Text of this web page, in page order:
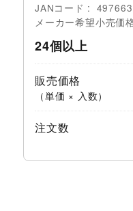
JANコード
メーカー希望小売価
24個以上
販売価格
（単価 × 入数）
注文数